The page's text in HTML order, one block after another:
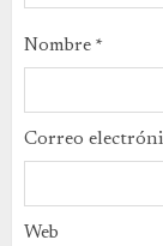
Nombre *
Correo
Web